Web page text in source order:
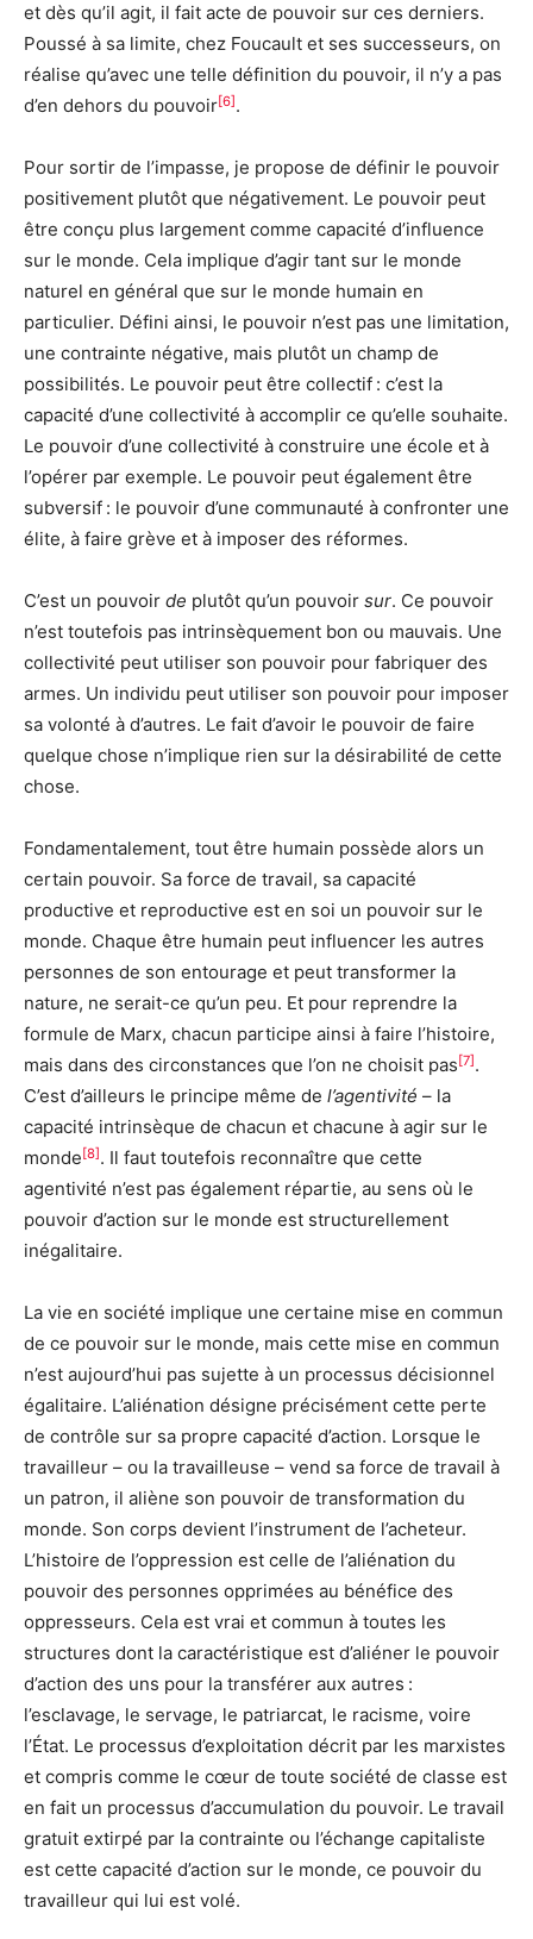
et dès qu’il agit, il fait acte de pouvoir sur ces derniers.
Poussé à sa limite, chez Foucault et ses successeurs, on
réalise qu’avec une telle définition du pouvoir, il n’y a pas
d’en dehors du pouvoir[6].
Pour sortir de l’impasse, je propose de définir le pouvoir
positivement plutôt que négativement. Le pouvoir peut
être conçu plus largement comme capacité d’influence
sur le monde. Cela implique d’agir tant sur le monde
naturel en général que sur le monde humain en
particulier. Défini ainsi, le pouvoir n’est pas une limitation,
une contrainte négative, mais plutôt un champ de
possibilités. Le pouvoir peut être collectif : c’est la
capacité d’une collectivité à accomplir ce qu’elle souhaite.
Le pouvoir d’une collectivité à construire une école et à
l’opérer par exemple. Le pouvoir peut également être
subversif : le pouvoir d’une communauté à confronter une
élite, à faire grève et à imposer des réformes.
C’est un pouvoir de plutôt qu’un pouvoir sur. Ce pouvoir
n’est toutefois pas intrinsèquement bon ou mauvais. Une
collectivité peut utiliser son pouvoir pour fabriquer des
armes. Un individu peut utiliser son pouvoir pour imposer
sa volonté à d’autres. Le fait d’avoir le pouvoir de faire
quelque chose n’implique rien sur la désirabilité de cette
chose.
Fondamentalement, tout être humain possède alors un
certain pouvoir. Sa force de travail, sa capacité
productive et reproductive est en soi un pouvoir sur le
monde. Chaque être humain peut influencer les autres
personnes de son entourage et peut transformer la
nature, ne serait-ce qu’un peu. Et pour reprendre la
formule de Marx, chacun participe ainsi à faire l’histoire,
mais dans des circonstances que l’on ne choisit pas[7].
C’est d’ailleurs le principe même de l’agentivité – la
capacité intrinsèque de chacun et chacune à agir sur le
monde[8]. Il faut toutefois reconnaître que cette
agentivité n’est pas également répartie, au sens où le
pouvoir d’action sur le monde est structurellement
inégalitaire.
La vie en société implique une certaine mise en commun
de ce pouvoir sur le monde, mais cette mise en commun
n’est aujourd’hui pas sujette à un processus décisionnel
égalitaire. L’aliénation désigne précisément cette perte
de contrôle sur sa propre capacité d’action. Lorsque le
travailleur – ou la travailleuse – vend sa force de travail à
un patron, il aliène son pouvoir de transformation du
monde. Son corps devient l’instrument de l’acheteur.
L’histoire de l’oppression est celle de l’aliénation du
pouvoir des personnes opprimées au bénéfice des
oppresseurs. Cela est vrai et commun à toutes les
structures dont la caractéristique est d’aliéner le pouvoir
d’action des uns pour la transférer aux autres :
l’esclavage, le servage, le patriarcat, le racisme, voire
l’État. Le processus d’exploitation décrit par les marxistes
et compris comme le cœur de toute société de classe est
en fait un processus d’accumulation du pouvoir. Le travail
gratuit extirpé par la contrainte ou l’échange capitaliste
est cette capacité d’action sur le monde, ce pouvoir du
travailleur qui lui est volé.